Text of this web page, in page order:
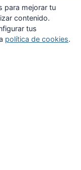
para mejorar tu
contenido.
tus
política de cookies.